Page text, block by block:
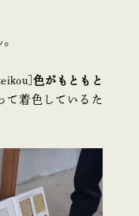
色がもともと
て着色しているた